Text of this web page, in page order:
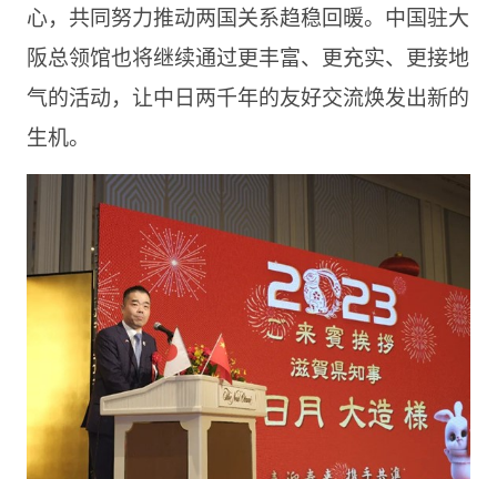
心，共同努力推动两国关系趋稳回暖。中国驻大
阪总领馆也将继续通过更丰富、更充实、更接地
气的活动，让中日两千年的友好交流焕发出新的
生机。